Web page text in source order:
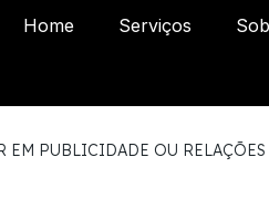
Home Serviços
EM PUBLICIDADE OU